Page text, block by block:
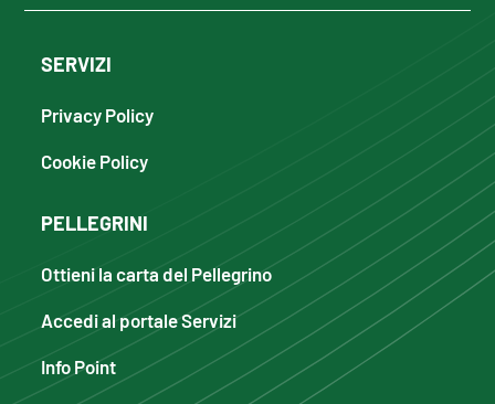
SERVIZI
Privacy Policy
Cookie Policy
PELLEGRINI
Ottieni la carta del Pellegrino
Accedi al portale Servizi
Info Point